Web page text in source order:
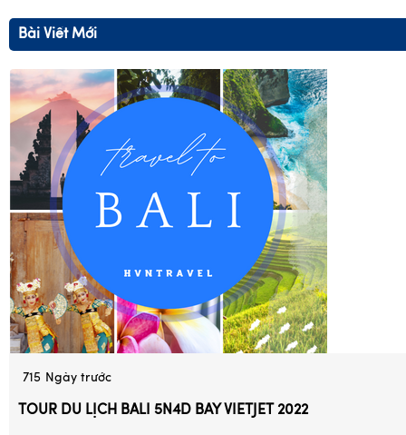
Bài Viết Mới
715 Ngày trước
TOUR DU LỊCH BALI 5N4D BAY VIETJET 2022